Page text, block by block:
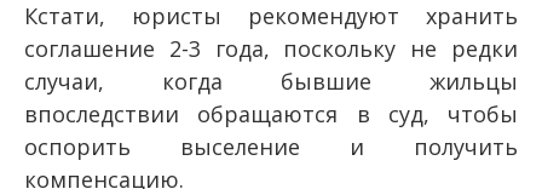
Кстати, юристы рекомендуют хранить
соглашение 2-3 года, поскольку не редки
случаи, когда бывшие жильцы
впоследствии обращаются в суд, чтобы
оспорить выселение и получить
компенсацию.